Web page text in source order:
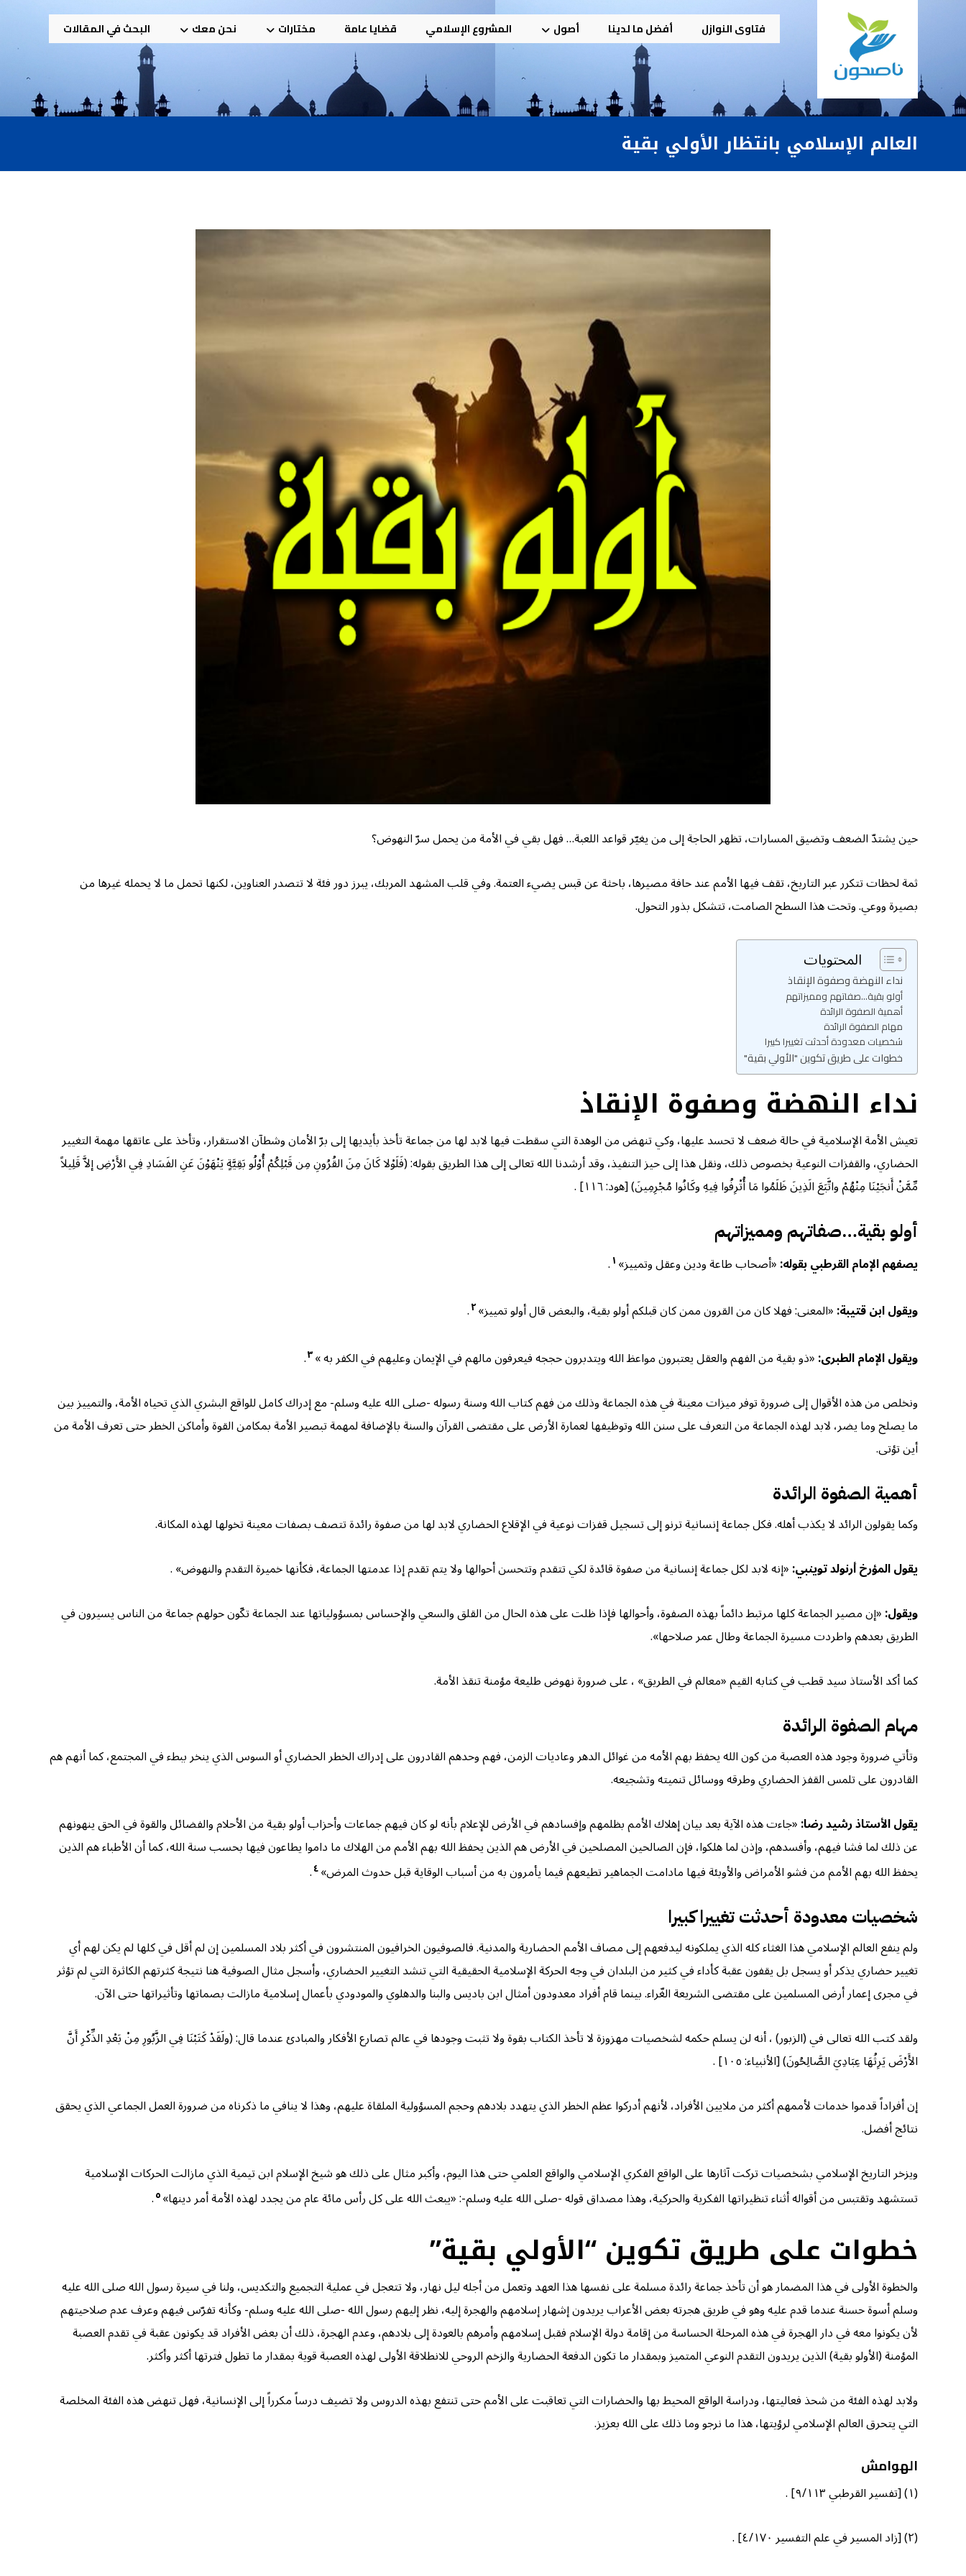
فتاوى النوازل أفضل ما لدينا أصول المشروع الإسلامي قضايا عامة مختارات نحن معك البحث في المقالات
العالم الإسلامي بانتظار الأولي بقية
حين يشتدّ الضعف وتضيق المسارات، تظهر الحاجة إلى من يغيّر قواعد اللعبة… فهل بقي في الأمة من يحمل سرّ النهوض؟
ثمة لحظات تتكرر عبر التاريخ، تقف فيها الأمم عند حافة مصيرها، باحثة عن قبس يضيء العتمة. وفي قلب المشهد المربك، يبرز دور فئة لا تتصدر العناوين، لكنها تحمل ما لا يحمله غيرها من
بصيرة ووعي. وتحت هذا السطح الصامت، تتشكل بذور التحول.
المحتويات
نداء النهضة وصفوة الإنقاذ
أولو بقية...صفاتهم ومميزاتهم
أهمية الصفوة الرائدة
مهام الصفوة الرائدة
شخصيات معدودة أحدثت تغييرا كبيرا
خطوات على طريق تكوين "الأولي بقية"
نداء النهضة وصفوة الإنقاذ
تعيش الأمة الإسلامية في حالة ضعف لا تحسد عليها، وكي تنهض من الوهدة التي سقطت فيها لابد لها من جماعة تأخذ بأيديها إلى برّ الأمان وشطآن الاستقرار، وتأخذ على عاتقها مهمة التغيير
الحضاري، والقفزات النوعية بخصوص ذلك، ونقل هذا إلى حيز التنفيذ، وقد أرشدنا الله تعالى إلى هذا الطريق بقوله: (فَلَوْلا كَانَ مِنَ القُرُونِ مِن قَبْلِكُمْ أُوْلُو بَقِيَّةٍ يَنْهَوْنَ عَنِ الفَسَادِ فِي الأَرْضِ إلاَّ قَلِيلاً
مِّمَّنْ أَنجَيْنَا مِنْهُمْ واتَّبَعَ الَذِينَ ظَلَمُوا مَا أُتْرِفُوا فِيهِ وكَانُوا مُجْرِمِينَ) [هود: ١١٦] .
أولو بقية…صفاتهم ومميزاتهم
يصفهم الإمام القرطبي بقوله:«أصحاب طاعة ودين وعقل وتمييز»١.
ويقول ابن قتيبة:«المعنى: فهلا كان من القرون ممن كان قبلكم أولو بقية، والبعض قال أولو تمييز»٢.
ويقول الإمام الطبرى:«ذو بقية من الفهم والعقل يعتبرون مواعظ الله ويتدبرون حججه فيعرفون مالهم في الإيمان وعليهم في الكفر به »٣.
ونخلص من هذه الأقوال إلى ضرورة توفر ميزات معينة في هذه الجماعة وذلك من فهم كتاب الله وسنة رسوله -صلى الله عليه وسلم- مع إدراك كامل للواقع البشري الذي تحياه الأمة، والتمييز بين
ما يصلح وما يضر، لابد لهذه الجماعة من التعرف على سنن الله وتوظيفها لعمارة الأرض على مقتضى القرآن والسنة بالإضافة لمهمة تبصير الأمة بمكامن القوة وأماكن الخطر حتى تعرف الأمة من
أين تؤتى.
أهمية الصفوة الرائدة
وكما يقولون الرائد لا يكذب أهله. فكل جماعة إنسانية ترنو إلى تسجيل قفزات نوعية في الإقلاع الحضاري لابد لها من صفوة رائدة تتصف بصفات معينة تخولها لهذه المكانة.
يقول المؤرخ أرنولد توينبي:«إنه لابد لكل جماعة إنسانية من صفوة قائدة لكي تتقدم وتتحسن أحوالها ولا يتم تقدم إذا عدمتها الجماعة، فكأنها خميرة التقدم والنهوض» .
ويقول:«إن مصير الجماعة كلها مرتبط دائماً بهذه الصفوة، وأحوالها فإذا ظلت على هذه الحال من القلق والسعي والإحساس بمسؤولياتها عند الجماعة تكّون حولهم جماعة من الناس يسيرون في
الطريق بعدهم واطردت مسيرة الجماعة وطال عمر صلاحها».
كما أكد الأستاذ سيد قطب في كتابه القيم «معالم في الطريق» ، على ضرورة نهوض طليعة مؤمنة تنقذ الأمة.
مهام الصفوة الرائدة
وتأتي ضرورة وجود هذه العصبة من كون الله يحفظ بهم الأمه من غوائل الدهر وعاديات الزمن، فهم وحدهم القادرون على إدراك الخطر الحضاري أو السوس الذي ينخر ببطء في المجتمع، كما أنهم هم
القادرون على تلمس القفز الحضاري وطرقه ووسائل تنميته وتشجيعه.
يقول الأستاذ رشيد رضا:«جاءت هذه الآية بعد بيان إهلاك الأمم بظلمهم وإفسادهم في الأرض للإعلام بأنه لو كان فيهم جماعات وأحزاب أولو بقية من الأحلام والفضائل والقوة في الحق ينهونهم
عن ذلك لما فشا فيهم، وأفسدهم، وإذن لما هلكوا، فإن الصالحين المصلحين في الأرض هم الذين يحفظ الله بهم الأمم من الهلاك ما داموا يطاعون فيها بحسب سنة الله، كما أن الأطباء هم الذين
يحفظ الله بهم الأمم من فشو الأمراض والأوبئة فيها مادامت الجماهير تطيعهم فيما يأمرون به من أسباب الوقاية قبل حدوث المرض»٤.
شخصيات معدودة أحدثت تغييرا كبيرا
ولم ينفع العالم الإسلامي هذا الغثاء كله الذي يملكونه ليدفعهم إلى مصاف الأمم الحضارية والمدنية. فالصوفيون الخرافيون المنتشرون في أكثر بلاد المسلمين إن لم أقل في كلها لم يكن لهم أي
تغيير حضاري يذكر أو يسجل بل يقفون عقبة كأداء في كثير من البلدان في وجه الحركة الإسلامية الحقيقية التي تنشد التغيير الحضاري، وأسجل مثال الصوفية هنا نتيجة كثرتهم الكاثرة التي لم تؤثر
في مجرى إعمار أرض المسلمين على مقتضى الشريعة الغّراء. بينما قام أفراد معدودون أمثال ابن باديس والبنا والدهلوي والمودودي بأعمال إسلامية مازالت بصماتها وتأثيراتها حتى الآن.
ولقد كتب الله تعالى في (الزبور) ، أنه لن يسلم حكمه لشخصيات مهزوزة لا تأخذ الكتاب بقوة ولا تثبت وجودها في عالم تصارع الأفكار والمبادئ عندما قال: (ولَقَدْ كَتَبْنَا فِي الزَّبُورِ مِنْ بَعْدِ الذِّكْرِ أَنَّ
الأَرْضَ يَرِثُهَا عِبَادِيَ الصَّالِحُونَ) [الأنبياء: ١٠٥] .
إن أفراداً قدموا خدمات لأممهم أكثر من ملايين الأفراد، لأنهم أدركوا عظم الخطر الذي يتهدد بلادهم وحجم المسؤولية الملقاة عليهم، وهذا لا ينافي ما ذكرناه من ضرورة العمل الجماعي الذي يحقق
نتائج أفضل.
ويزخر التاريخ الإسلامي بشخصيات تركت آثارها على الواقع الفكري الإسلامي والواقع العلمي حتى هذا اليوم، وأكبر مثال على ذلك هو شيخ الإسلام ابن تيمية الذي مازالت الحركات الإسلامية
تستشهد وتقتبس من أقواله أثناء تنظيراتها الفكرية والحركية، وهذا مصداق قوله -صلى الله عليه وسلم-: «يبعث الله على كل رأس مائة عام من يجدد لهذه الأمة أمر دينها»٥.
خطوات على طريق تكوين “الأولي بقية”
والخطوة الأولى في هذا المضمار هو أن تأخذ جماعة رائدة مسلمة على نفسها هذا العهد وتعمل من أجله ليل نهار، ولا تتعجل في عملية التجميع والتكديس، ولنا في سيرة رسول الله صلى الله عليه
وسلم أسوة حسنة عندما قدم عليه وهو في طريق هجرته بعض الأعراب يريدون إشهار إسلامهم والهجرة إليه، نظر إليهم رسول الله -صلى الله عليه وسلم- وكأنه تفرّس فيهم وعرف عدم صلاحيتهم
لأن يكونوا معه في دار الهجرة في هذه المرحلة الحساسة من إقامة دولة الإسلام فقبل إسلامهم وأمرهم بالعودة إلى بلادهم، وعدم الهجرة، ذلك أن بعض الأفراد قد يكونون عقبة في تقدم العصبة
المؤمنة (الأولو بقية) الذين يريدون التقدم النوعي المتميز وبمقدار ما تكون الدفعة الحضارية والزخم الروحي للانطلاقة الأولى لهذه العصبة قوية بمقدار ما تطول فترتها أكثر وأكثر.
ولابد لهذه الفئة من شحذ فعاليتها، ودراسة الواقع المحيط بها والحضارات التي تعاقبت على الأمم حتى تنتفع بهذه الدروس ولا تضيف درساً مكرراً إلى الإنسانية، فهل تنهض هذه الفئة المخلصة
التي يتحرق العالم الإسلامي لرؤيتها، هذا ما نرجو وما ذلك على الله بعزيز.
الهوامش
(١) [تفسير القرطبي ٩/١١٣] .
(٢) [زاد المسير في علم التفسير ٤/١٧٠] .